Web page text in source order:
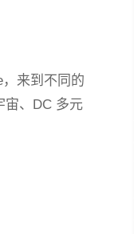
来到不同的
宙、DC 多元